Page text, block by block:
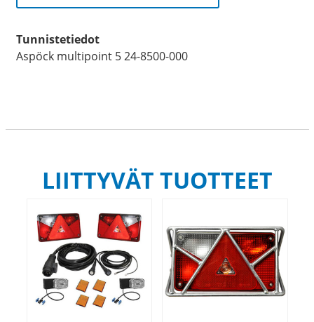
Tunnistetiedot
Aspöck multipoint 5 24-8500-000
LIITTYVÄT TUOTTEET